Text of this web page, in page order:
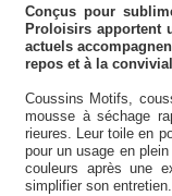
Conçus pour
Proloisirs apportent
actuels
repos et à la
Coussins Motifs,
mousse à séchage
rieures. Leur toile en
pour un usage en
couleurs après une
simplifier son entretien.